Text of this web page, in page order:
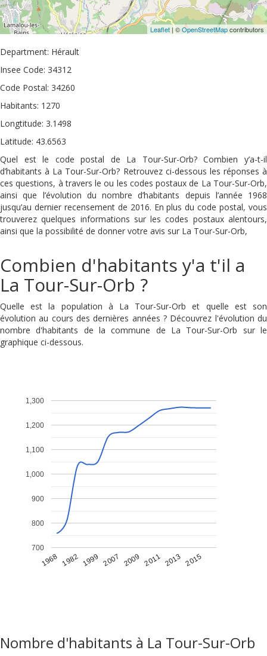
Leaflet | ©OpenStreetMapcontributors
Department: Hérault
Insee Code: 34312
Code Postal: 34260
Habitants: 1270
Longtitude: 3.1498
Latitude: 43.6563
Quel est le code postal de La Tour-Sur-Orb? Combien y’a-t-il
d’habitants à La Tour-Sur-Orb? Retrouvez ci-dessous les réponses à
ces questions, à travers le ou les codes postaux de La Tour-Sur-Orb,
ainsi que l’évolution du nombre d’habitants depuis l’année 1968
jusqu’au dernier recensement de 2016. En plus du code postal, vous
trouverez quelques informations sur les codes postaux alentours,
ainsi que la possibilité de donner votre avis sur La Tour-Sur-Orb,
Combien d'habitants y'a t'il a
La Tour-Sur-Orb ?
Quelle est la population à La Tour-Sur-Orb et quelle est son
évolution au cours des dernières années ? Découvrez l'évolution du
nombre d'habitants de la commune de La Tour-Sur-Orb sur le
graphique ci-dessous.
1968 1982 1999 2007 2009 2011 2013 2015
700
800
900
1,000
1,100
1,200
1,300
Nombre d'habitants à La Tour-Sur-Orb